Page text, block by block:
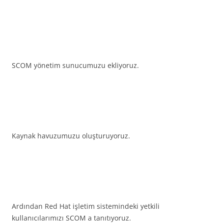
SCOM yönetim sunucumuzu ekliyoruz.
Kaynak havuzumuzu oluşturuyoruz.
Ardından Red Hat işletim sistemindeki yetkili
kullanıcılarımızı SCOM a tanıtıyoruz.